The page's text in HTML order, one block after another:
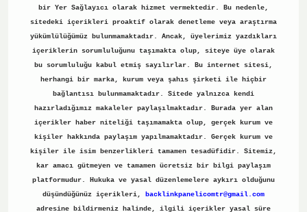
bir Yer Sağlayıcı olarak hizmet vermektedir. Bu nedenle,
sitedeki içerikleri proaktif olarak denetleme veya araştırma
yükümlülüğümüz bulunmamaktadır. Ancak, üyelerimiz yazdıkları
içeriklerin sorumluluğunu taşımakta olup, siteye üye olarak
bu sorumluluğu kabul etmiş sayılırlar. Bu internet sitesi,
herhangi bir marka, kurum veya şahıs şirketi ile hiçbir
bağlantısı bulunmamaktadır. Sitede yalnızca kendi
hazırladığımız makaleler paylaşılmaktadır. Burada yer alan
içerikler haber niteliği taşımamakta olup, gerçek kurum ve
kişiler hakkında paylaşım yapılmamaktadır. Gerçek kurum ve
kişiler ile isim benzerlikleri tamamen tesadüfidir. Sitemiz,
kar amacı gütmeyen ve tamamen ücretsiz bir bilgi paylaşım
platformudur. Hukuka ve yasal düzenlemelere aykırı olduğunu
düşündüğünüz içerikleri,
backlinkpanelicomtr@gmail.com
adresine bildirmeniz halinde, ilgili içerikler yasal süre